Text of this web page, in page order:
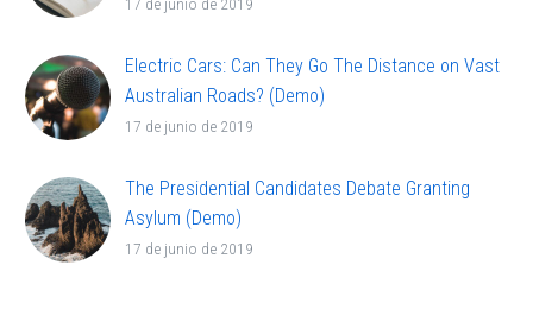
et dolore.
17 de junio de 2019
Electric Cars: Can They Go The Distance on Vast
Australian Roads? (Demo)
Lorem ipsum dolor sit ametcon sectetur
et dolore.
17 de junio de 2019
The Presidential Candidates Debate Granting
Asylum (Demo)
Lorem ipsum dolor sit ametcon sectetur
17 de junio de 2019